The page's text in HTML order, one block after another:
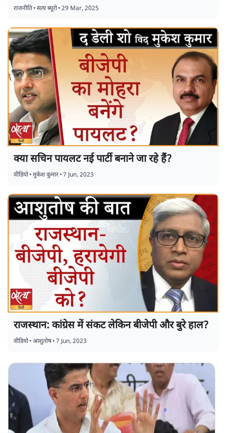
राजनीति•सत्य ब्यूरो•29 Mar, 2025
क्या सचिन पायलट नई पार्टी बनाने जा रहे हैं?
वीडियो•मुकेश कुमार•7 Jun, 2023
राजस्थान: कांग्रेस में संकट लेकिन बीजेपी और बुरे हाल?
वीडियो•आशुतोष•7 Jun, 2023